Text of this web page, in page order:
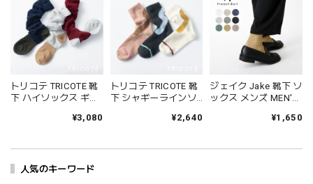
人気のキーワード
トリコテ TRICOTE 靴
下 ハイソックス ギャ
クス レディース おし
ト プレゼント レッド
¥3,080
トリコテ TRICOTE 靴
下 シャギーラインソ
本製 国産 秋冬 おしゃ
¥2,640
ジェイク Jake 靴下 ソ
ックス メンズ MEN'S
夏 ブランド 日本製 国
¥1,650